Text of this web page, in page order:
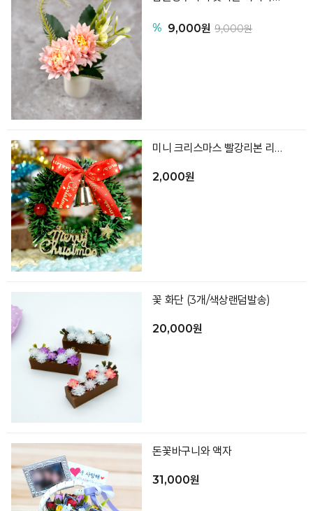
% 9,000원 9,000원
미니 크리스마스 빨강리본 리스
2,000원
꽃 화단 (3개/색상랜덤발송)
20,000원
돈꽃바구니와 액자
31,000원